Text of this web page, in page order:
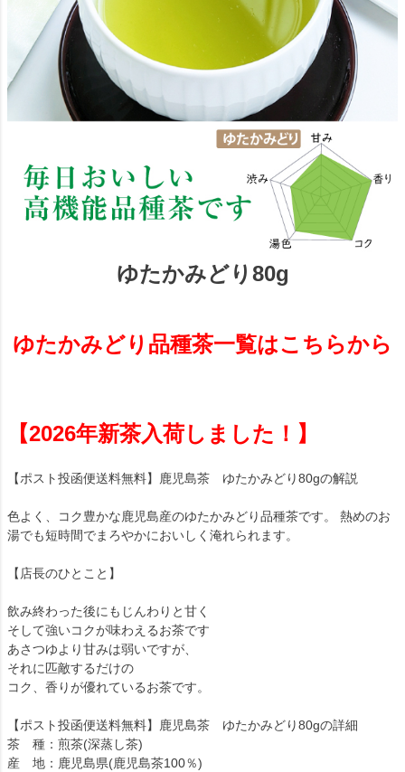
ゆたかみどり80g
ゆたかみどり品種茶一覧はこちらから
【2026年新茶入荷しました！】
【ポスト投函便送料無料】鹿児島茶 ゆたかみどり80gの解説
色よく、コク豊かな鹿児島産のゆたかみどり品種茶です。 熱めのお
湯でも短時間でまろやかにおいしく淹れられます。
【店長のひとこと】
飲み終わった後にもじんわりと甘く
そして強いコクが味わえるお茶です
あさつゆより甘みは弱いですが、
それに匹敵するだけの
コク、香りが優れているお茶です。
【ポスト投函便送料無料】鹿児島茶 ゆたかみどり80gの詳細
茶 種：煎茶(深蒸し茶)
産 地：鹿児島県(鹿児島茶100％)